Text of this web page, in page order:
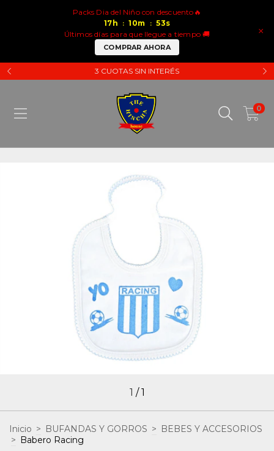
×
Packs Dia del Niño con descuento🔥
17 h : 10m : 53s
Últimos días para que llegue a tiempo 🚚
COMPRAR AHORA
3 CUOTAS SIN INTERÉS
0
1 /1
Inicio > BUFANDAS Y GORROS > BEBES Y ACCESORIOS
> Babero Racing